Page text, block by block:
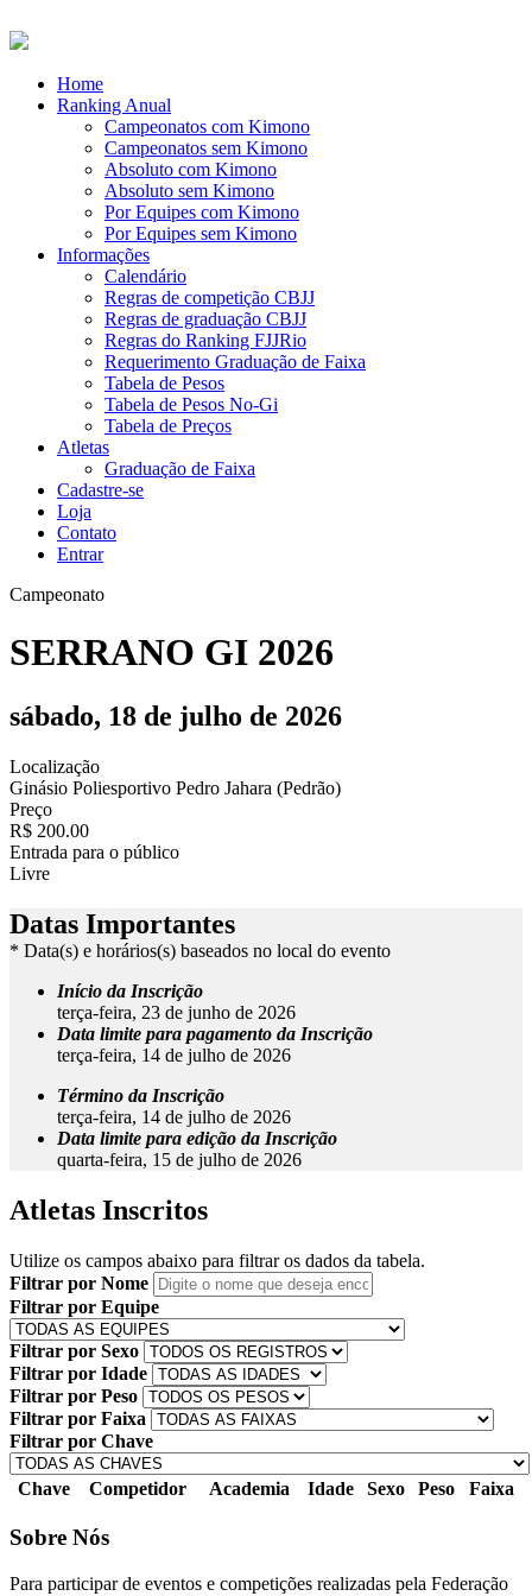
Home
Ranking Anual
Campeonatos com Kimono
Campeonatos sem Kimono
Absoluto com Kimono
Absoluto sem Kimono
Por Equipes com Kimono
Por Equipes sem Kimono
Informações
Calendário
Regras de competição CBJJ
Regras de graduação CBJJ
Regras do Ranking FJJRio
Requerimento Graduação de Faixa
Tabela de Pesos
Tabela de Pesos No-Gi
Tabela de Preços
Atletas
Graduação de Faixa
Cadastre-se
Loja
Contato
Entrar
Campeonato
SERRANO GI 2026
sábado, 18 de julho de 2026
Localização
Ginásio Poliesportivo Pedro Jahara (Pedrão)
Preço
R$ 200.00
Entrada para o público
Livre
Datas Importantes
* Data(s) e horários(s) baseados no local do evento
Início da Inscrição
terça-feira, 23 de junho de 2026
Data limite para pagamento da Inscrição
terça-feira, 14 de julho de 2026
Término da Inscrição
terça-feira, 14 de julho de 2026
Data limite para edição da Inscrição
quarta-feira, 15 de julho de 2026
Atletas Inscritos
Utilize os campos abaixo para filtrar os dados da tabela.
Filtrar por Nome
Filtrar por Equipe
Filtrar por Sexo
Filtrar por Idade
Filtrar por Peso
Filtrar por Faixa
Filtrar por Chave
Chave Competidor Academia Idade Sexo Peso Faixa
Sobre Nós
Para participar de eventos e competições realizadas pela Federação